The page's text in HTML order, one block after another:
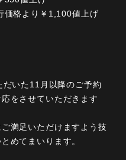
価格より￥1,100値上げ
いた11月以降のご予約
をさせていただきます
満足いただけますよう技
めてまいります。